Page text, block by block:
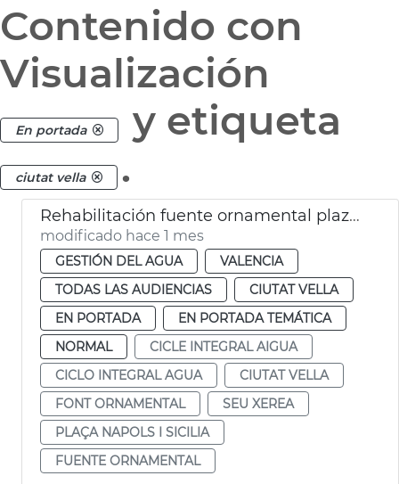
Contenido con
Visualización
En portada y etiqueta
ciutat vella .
Rehabilitación fuente ornamental plaza Nàpols i Sicília València
modificado hace 1 mes
GESTIÓN DEL AGUA
VALENCIA
TODAS LAS AUDIENCIAS
CIUTAT VELLA
EN PORTADA
EN PORTADA TEMÁTICA
NORMAL
CICLE INTEGRAL AIGUA
CICLO INTEGRAL AGUA
CIUTAT VELLA
FONT ORNAMENTAL
SEU XEREA
PLAÇA NAPOLS I SICILIA
FUENTE ORNAMENTAL